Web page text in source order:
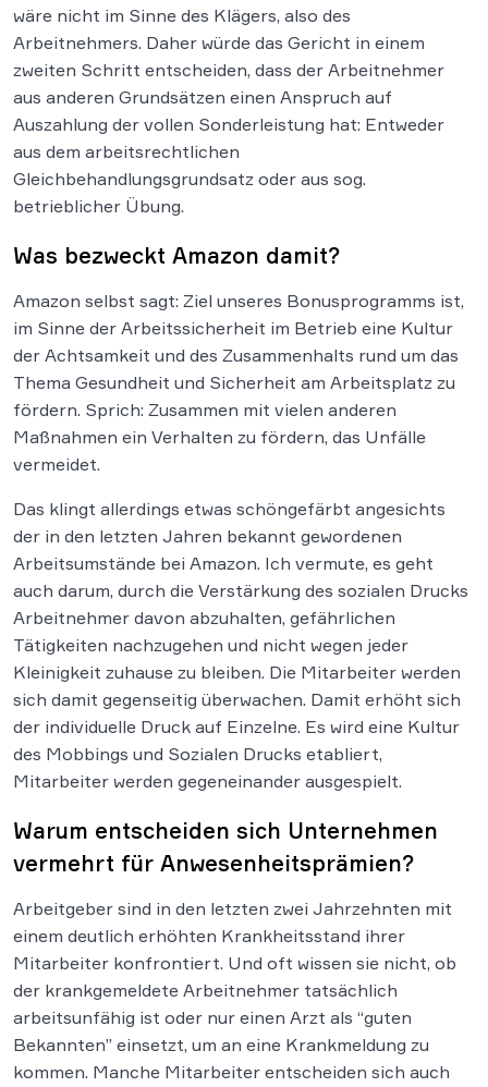
wäre nicht im Sinne des Klägers, also des
Arbeitnehmers. Daher würde das Gericht in einem
zweiten Schritt entscheiden, dass der Arbeitnehmer
aus anderen Grundsätzen einen Anspruch auf
Auszahlung der vollen Sonderleistung hat: Entweder
aus dem arbeitsrechtlichen
Gleichbehandlungsgrundsatz oder aus sog.
betrieblicher Übung.
Was bezweckt Amazon damit?
Amazon selbst sagt: Ziel unseres Bonusprogramms ist,
im Sinne der Arbeitssicherheit im Betrieb eine Kultur
der Achtsamkeit und des Zusammenhalts rund um das
Thema Gesundheit und Sicherheit am Arbeitsplatz zu
fördern. Sprich: Zusammen mit vielen anderen
Maßnahmen ein Verhalten zu fördern, das Unfälle
vermeidet.
Das klingt allerdings etwas schöngefärbt angesichts
der in den letzten Jahren bekannt gewordenen
Arbeitsumstände bei Amazon. Ich vermute, es geht
auch darum, durch die Verstärkung des sozialen Drucks
Arbeitnehmer davon abzuhalten, gefährlichen
Tätigkeiten nachzugehen und nicht wegen jeder
Kleinigkeit zuhause zu bleiben. Die Mitarbeiter werden
sich damit gegenseitig überwachen. Damit erhöht sich
der individuelle Druck auf Einzelne. Es wird eine Kultur
des Mobbings und Sozialen Drucks etabliert,
Mitarbeiter werden gegeneinander ausgespielt.
Warum entscheiden sich Unternehmen
vermehrt für Anwesenheitsprämien?
Arbeitgeber sind in den letzten zwei Jahrzehnten mit
einem deutlich erhöhten Krankheitsstand ihrer
Mitarbeiter konfrontiert. Und oft wissen sie nicht, ob
der krankgemeldete Arbeitnehmer tatsächlich
arbeitsunfähig ist oder nur einen Arzt als “guten
Bekannten” einsetzt, um an eine Krankmeldung zu
kommen. Manche Mitarbeiter entscheiden sich auch